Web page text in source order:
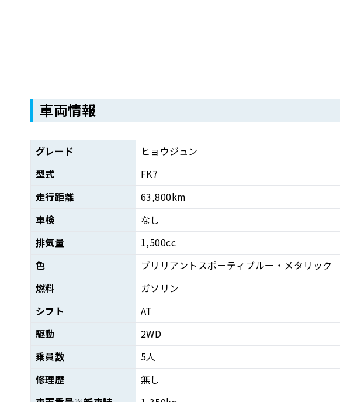
車両情報
グレード
ヒョウジュン
型式
FK7
走行距離
63,800km
車検
なし
排気量
1,500cc
色
ブリリアントスポーティブルー・メタリック
燃料
ガソリン
シフト
AT
駆動
2WD
乗員数
5人
修理歴
無し